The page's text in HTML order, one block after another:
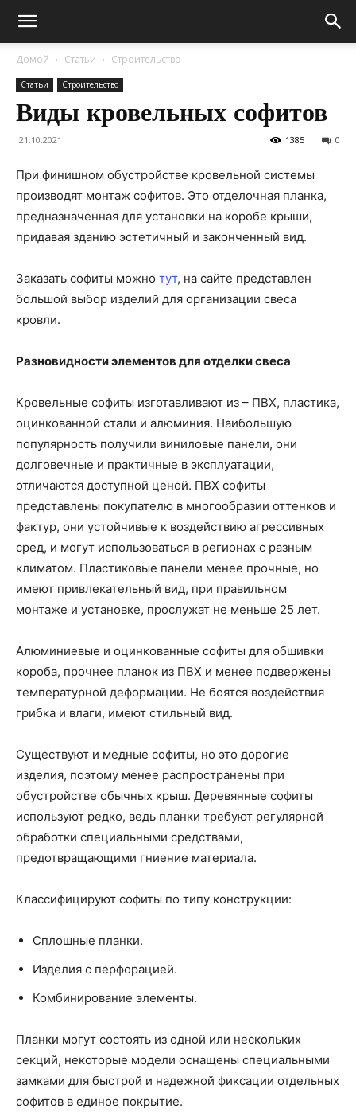
Домой Статьи Строительство
Статьи Строительство
Виды кровельных софитов
21.10.2021 0
1385
При финишном обустройстве кровельной системы
производят монтаж софитов. Это отделочная планка,
предназначенная для установки на коробе крыши,
придавая зданию эстетичный и законченный вид.
Заказать софиты можно тут, на сайте представлен
большой выбор изделий для организации свеса
кровли.
Разновидности элементов для отделки свеса
Кровельные софиты изготавливают из – ПВХ, пластика,
оцинкованной стали и алюминия. Наибольшую
популярность получили виниловые панели, они
долговечные и практичные в эксплуатации,
отличаются доступной ценой. ПВХ софиты
представлены покупателю в многообразии оттенков и
фактур, они устойчивые к воздействию агрессивных
сред, и могут использоваться в регионах с разным
климатом. Пластиковые панели менее прочные, но
имеют привлекательный вид, при правильном
монтаже и установке, прослужат не меньше 25 лет.
Алюминиевые и оцинкованные софиты для обшивки
короба, прочнее планок из ПВХ и менее подвержены
температурной деформации. Не боятся воздействия
грибка и влаги, имеют стильный вид.
Существуют и медные софиты, но это дорогие
изделия, поэтому менее распространены при
обустройстве обычных крыш. Деревянные софиты
используют редко, ведь планки требуют регулярной
обработки специальными средствами,
предотвращающими гниение материала.
Классифицируют софиты по типу конструкции:
Сплошные планки.
Изделия с перфорацией.
Комбинирование элементы.
Планки могут состоять из одной или нескольких
секций, некоторые модели оснащены специальными
замками для быстрой и надежной фиксации отдельных
софитов в единое покрытие.